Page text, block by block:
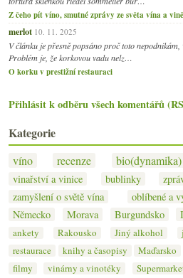
Z čeho pít víno, smutné zprávy ze světa vína a
merlot 10. 11. 2025
V článku je přesně popsáno proč toto
Problém je, že korkovou vadu nelz…
O korku v prestižní restauraci
Přihlásit k odběru všech komentářů
Kategorie
víno recenze bio(dynamika)
vinařství a vinice
bublinky
zamyšlení o světě vína
oblíbené a
Německo
Morava Burgundsko
ankety
Rakousko Jiný alkohol
restaurace
knihy a časopisy Maďarsko
filmy
vinárny a vinotéky